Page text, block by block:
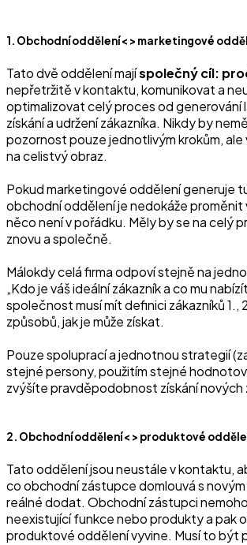
1. Obchodní oddělení < > marketingové
‍Tato dvě oddělení majíspolečný cíl:
nepřetržitě v kontaktu, komunikovat a
optimalizovat celý proces od generování
získání a udržení zákazníka. Nikdy by
pozornost pouze jednotlivým krokům, ale
na celistvý obraz.
Pokud marketingové oddělení generuje
obchodní oddělení je nedokáže proměnit
něco není v pořádku. Měly by se na celý
znovu a společně.
Málokdy celá firma odpoví stejně na
„Kdo je váš ideální zákazník a co mu
společnost musí mít definici zákazníků 1.,
způsobů, jak je může získat.
Pouze spoluprací a jednotnou strategií
stejné persony, použitím stejné
zvýšíte pravděpodobnost získání nových
2. Obchodní oddělení < > produktové
‍Tato oddělení jsou neustále v kontaktu,
co obchodní zástupce domlouvá s novým
reálné dodat. Obchodní zástupci
neexistující funkce nebo produkty a pak
produktové oddělení vyvine. Musí to být